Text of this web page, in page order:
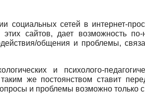
социальных сетей в интернет-
этих сайтов, дает возможность
общения и проблемы,
и психолого-
же постоянством ставит
и проблемы возможно только